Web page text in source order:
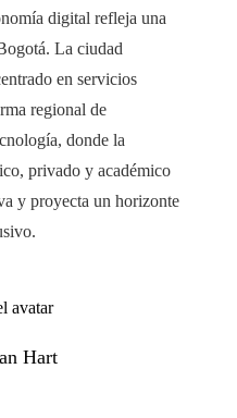
digital refleja una
La ciudad
en servicios
regional de
donde la
privado y académico
y proyecta un horizonte
Hart